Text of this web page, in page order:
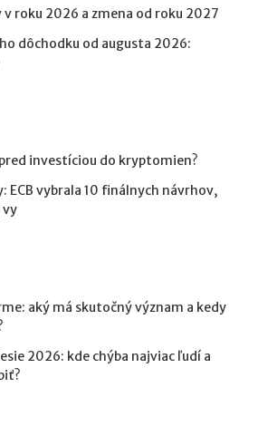
roku 2026 a zmena od roku 2027
dôchodku od augusta 2026:
investíciou do kryptomien?
ECB vybrala 10 finálnych návrhov,
vy
aký má skutočný význam a kedy
2026: kde chýba najviac ľudí a